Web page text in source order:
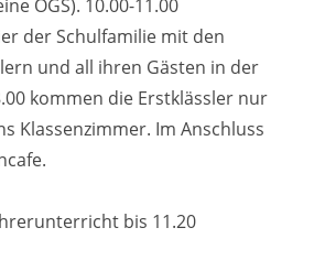
OGS). 10.00-11.00
der Schulfamilie mit den
und all ihren Gästen in der
kommen die Erstklässler nur
Klassenzimmer. Im Anschluss
bis 11.20